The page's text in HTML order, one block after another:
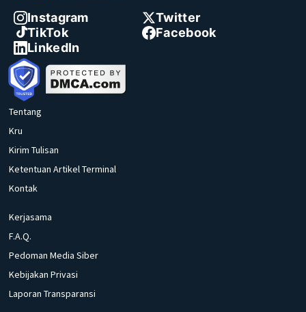
Instagram
Twitter
TikTok
Facebook
LinkedIn
Tentang
Kru
Kirim Tulisan
Ketentuan Artikel Terminal
Kontak
Kerjasama
F.A.Q.
Pedoman Media Siber
Kebijakan Privasi
Laporan Transparansi